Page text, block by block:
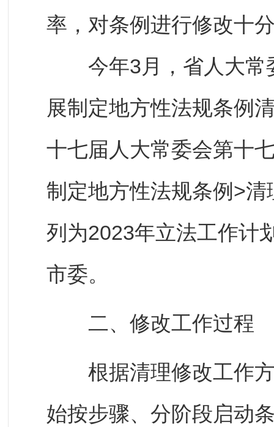
率，对条例进行修改十
今年3月，省人大常
展制定地方性法规条例
十七届人大常委会第十
制定地方性法规条例>
列为2023年立法工作计
市委。
二、修改工作过程
根据清理修改工作方
始按步骤、分阶段启动